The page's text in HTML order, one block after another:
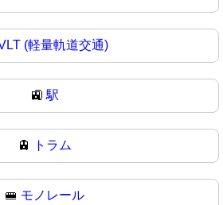
(軽量軌道交通)
🚉駅
🚊 トラム
🚝 モノレール